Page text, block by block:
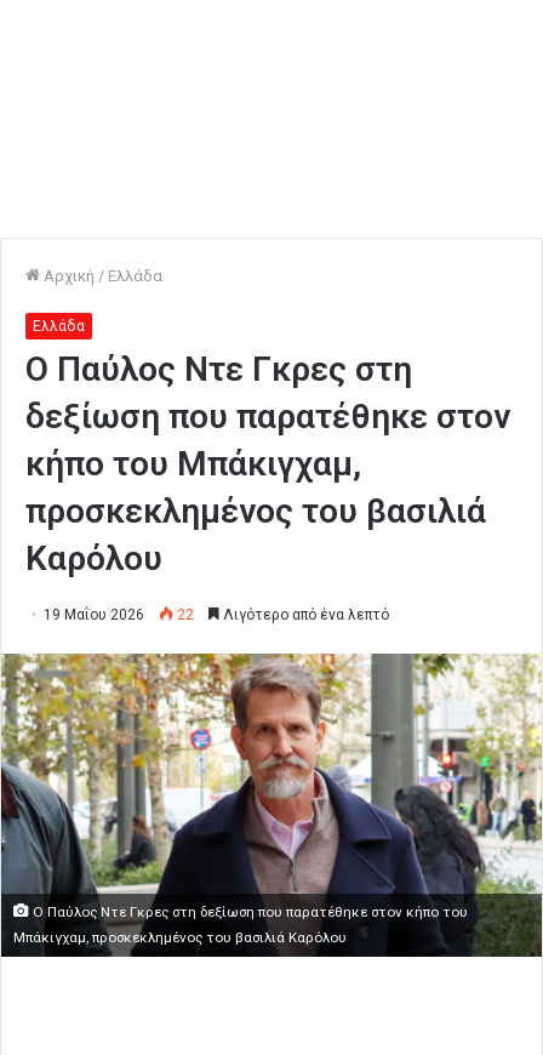
Αρχική / Ελλάδα
Ελλάδα
O Παύλος Ντε Γκρες στη
δεξίωση που παρατέθηκε στον
κήπο του Μπάκιγχαμ,
προσκεκλημένος του βασιλιά
Καρόλου
19 Μαΐου 2026 22 Λιγότερο από ένα λεπτό
O Παύλος Ντε Γκρες στη δεξίωση που παρατέθηκε στον κήπο του
Μπάκιγχαμ, προσκεκλημένος του βασιλιά Καρόλου